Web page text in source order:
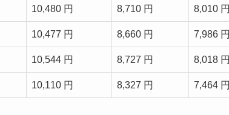
10,480 円 8,710 円 8,010 円
10,477 円 8,660 円 7,986 円
10,544 円 8,727 円 8,018 円
10,110 円 8,327 円 7,464 円